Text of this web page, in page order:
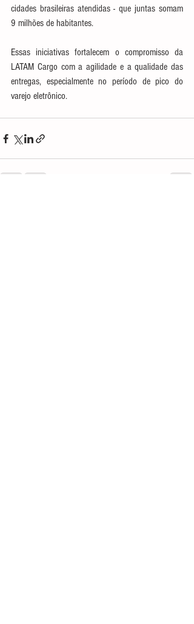
cidades brasileiras atendidas - que juntas somam
9 milhões de habitantes.
Essas iniciativas fortalecem o compromisso da
LATAM Cargo com a agilidade e a qualidade das
entregas, especialmente no período de pico do
varejo eletrônico.